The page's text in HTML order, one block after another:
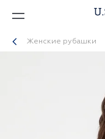
Женские рубашки